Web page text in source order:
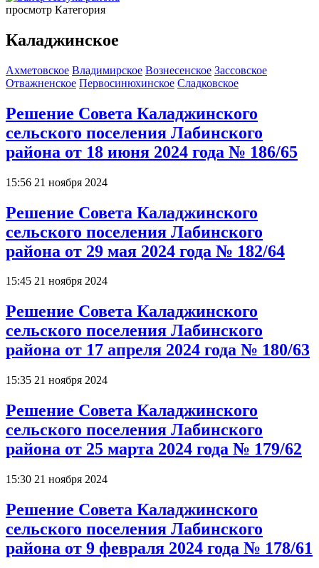
просмотр Категория
Каладжинское
Ахметовское Владимирское Вознесенское Зассовское
Отважненское Первосинюхинское Сладковское
Решение Совета Каладжинского
сельского поселения Лабинского
района от 18 июня 2024 года № 186/65
15:56 21 ноября 2024
Решение Совета Каладжинского
сельского поселения Лабинского
района от 29 мая 2024 года № 182/64
15:45 21 ноября 2024
Решение Совета Каладжинского
сельского поселения Лабинского
района от 17 апреля 2024 года № 180/63
15:35 21 ноября 2024
Решение Совета Каладжинского
сельского поселения Лабинского
района от 25 марта 2024 года № 179/62
15:30 21 ноября 2024
Решение Совета Каладжинского
сельского поселения Лабинского
района от 9 февраля 2024 года № 178/61